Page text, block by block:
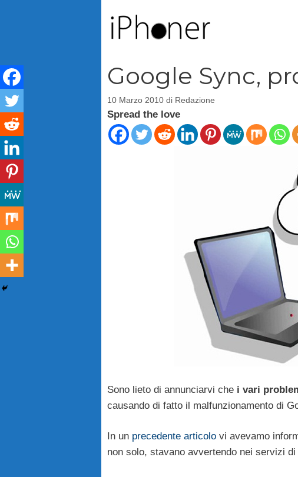
Google Sync,
10 Marzo 2010 di Redazione
Spread the love
Sono lieto di annunciarvi che i vari
causando di fatto il malfunzionamento di
In un precedente articolo vi avevamo
non solo, stavano avvertendo nei servizi